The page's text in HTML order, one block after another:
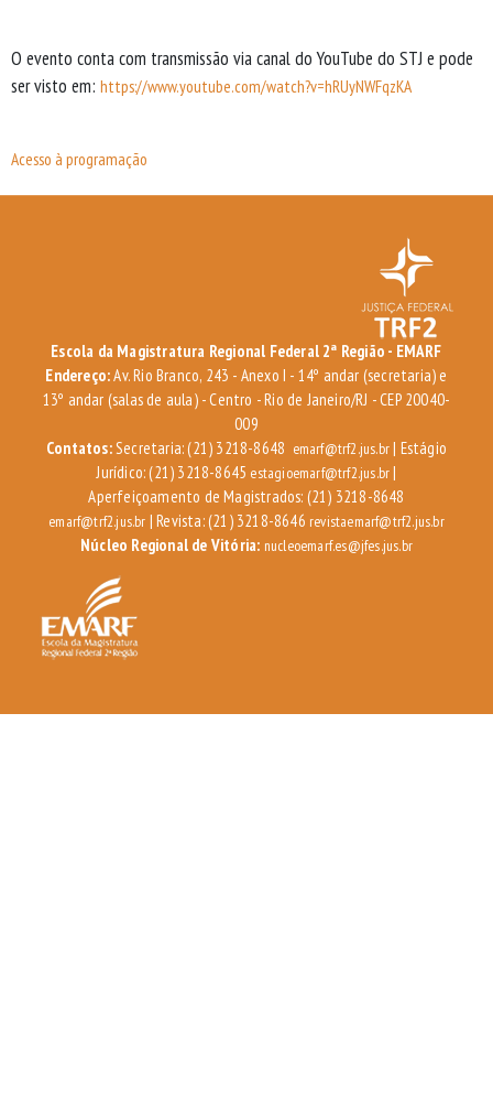
O evento conta com transmissão via canal do YouTube do STJ e pode
ser visto em: https://www.youtube.com/watch?v=hRUyNWFqzKA
Acesso à programação
Escola da Magistratura Regional Federal 2ª Região - EMARF
Endereço:Av. Rio Branco, 243 - Anexo I - 14º andar (secretaria) e
13º andar (salas de aula) - Centro - Rio de Janeiro/RJ - CEP 20040-
009
Contatos:Secretaria: (21) 3218-8648 emarf@trf2.jus.br| Estágio
Jurídico: (21) 3218-8645 estagioemarf@trf2.jus.br|
Aperfeiçoamento de Magistrados: (21) 3218-8648
emarf@trf2.jus.br | Revista: (21) 3218-8646 revistaemarf@trf2.jus.br
Núcleo Regional de Vitória: nucleoemarf.es@jfes.jus.br